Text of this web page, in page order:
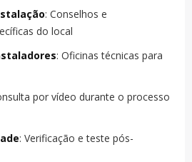
: Conselhos e
do local
: Oficinas técnicas para
por vídeo durante o processo
: Verificação e teste pós-